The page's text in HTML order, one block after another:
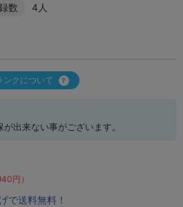
数 4人
ンクについて
出来ない事がございます。
円）
で送料無料！